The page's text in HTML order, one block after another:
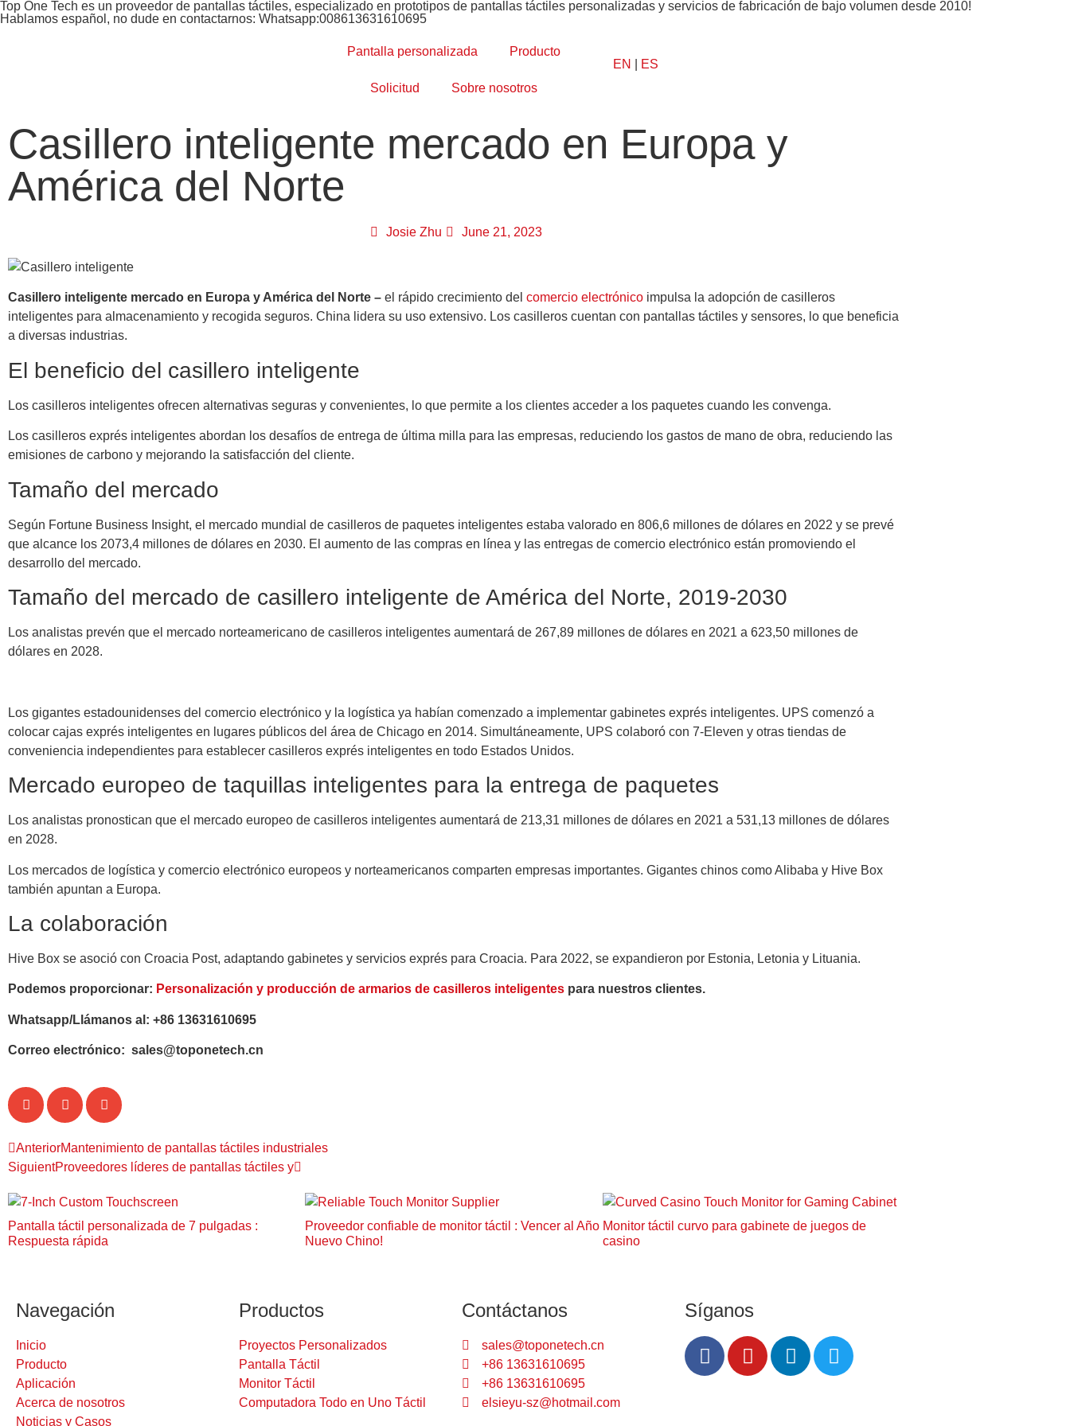
Top One Tech es un proveedor de pantallas táctiles, especializado en prototipos de pantallas táctiles personalizadas y servicios de fabricación de bajo volumen desde 2010!
Hablamos español, no dude en contactarnos: Whatsapp:008613631610695
Pantalla personalizada Producto
Solicitud Sobre nosotros
EN ES
Casillero inteligente mercado en Europa y
América del Norte
Josie Zhu June 21, 2023
Casillero inteligente mercado en Europa y América del Norte – el rápido crecimiento del comercio electrónico impulsa la adopción de casilleros
inteligentes para almacenamiento y recogida seguros. China lidera su uso extensivo. Los casilleros cuentan con pantallas táctiles y sensores, lo que beneficia
a diversas industrias.
El beneficio del casillero inteligente
Los casilleros inteligentes ofrecen alternativas seguras y convenientes, lo que permite a los clientes acceder a los paquetes cuando les convenga.
Los casilleros exprés inteligentes abordan los desafíos de entrega de última milla para las empresas, reduciendo los gastos de mano de obra, reduciendo las
emisiones de carbono y mejorando la satisfacción del cliente.
Tamaño del mercado
Según Fortune Business Insight, el mercado mundial de casilleros de paquetes inteligentes estaba valorado en 806,6 millones de dólares en 2022 y se prevé
que alcance los 2073,4 millones de dólares en 2030. El aumento de las compras en línea y las entregas de comercio electrónico están promoviendo el
desarrollo del mercado.
Tamaño del mercado de casillero inteligente de América del Norte, 2019-2030
Los analistas prevén que el mercado norteamericano de casilleros inteligentes aumentará de 267,89 millones de dólares en 2021 a 623,50 millones de
dólares en 2028.
Los gigantes estadounidenses del comercio electrónico y la logística ya habían comenzado a implementar gabinetes exprés inteligentes. UPS comenzó a
colocar cajas exprés inteligentes en lugares públicos del área de Chicago en 2014. Simultáneamente, UPS colaboró ​​con 7-Eleven y otras tiendas de
conveniencia independientes para establecer casilleros exprés inteligentes en todo Estados Unidos.
Mercado europeo de taquillas inteligentes para la entrega de paquetes
Los analistas pronostican que el mercado europeo de casilleros inteligentes aumentará de 213,31 millones de dólares en 2021 a 531,13 millones de dólares
en 2028.
Los mercados de logística y comercio electrónico europeos y norteamericanos comparten empresas importantes. Gigantes chinos como Alibaba y Hive Box
también apuntan a Europa.
La colaboración
Hive Box se asoció con Croacia Post, adaptando gabinetes y servicios exprés para Croacia. Para 2022, se expandieron por Estonia, Letonia y Lituania.
Podemos proporcionar: Personalización y producción de armarios de casilleros inteligentes para nuestros clientes.
Whatsapp/Llámanos al: +86 13631610695
Correo electrónico: sales@toponetech.cn
AnteriorMantenimiento de pantallas táctiles industriales
SiguientProveedores líderes de pantallas táctiles y
Pantalla táctil personalizada de 7 pulgadas :
Respuesta rápida
Proveedor confiable de monitor táctil : Vencer al Año
Nuevo Chino!
Monitor táctil curvo para gabinete de juegos de
casino
Navegación
Inicio
Producto
Aplicación
Acerca de nosotros
Noticias y Casos
Productos
Proyectos Personalizados
Pantalla Táctil
Monitor Táctil
Computadora Todo en Uno Táctil
Contáctanos
sales@toponetech.cn
+86 13631610695
+86 13631610695
elsieyu-sz@hotmail.com
Síganos